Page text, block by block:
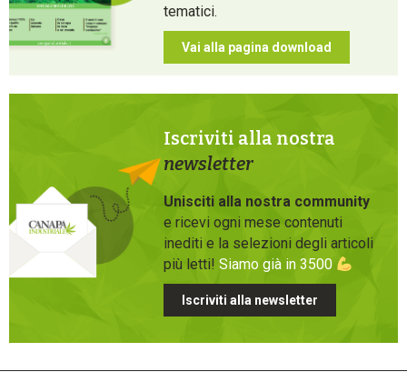
tematici.
Vai alla pagina download
Iscriviti alla nostra
newsletter
Unisciti alla nostra community
e ricevi ogni mese contenuti
inediti e la selezioni degli articoli
più letti! Siamo già in 3500
Iscriviti alla newsletter